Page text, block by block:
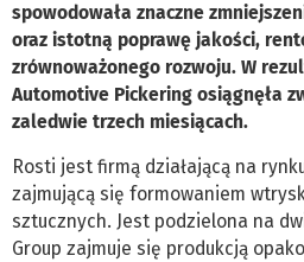
spowodowała znaczne
oraz istotną poprawę jakości,
zrównoważonego rozwoju. W
Automotive Pickering osiągnęła
zaledwie trzech miesiącach.
Rosti jest firmą działającą na
zajmującą się formowaniem
sztucznych. Jest podzielona na
Group zajmuje się produkcją